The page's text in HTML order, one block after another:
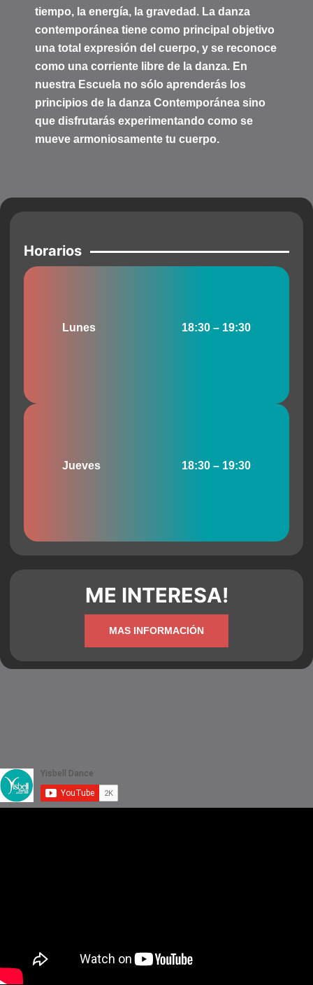
tiempo, la energía, la gravedad. La danza
contemporánea tiene como principal objetivo
una total expresión del cuerpo, y se reconoce
como una corriente libre de la danza. En
nuestra Escuela no sólo aprenderás los
principios de la danza Contemporánea sino
que disfrutarás experimentando como se
mueve armoniosamente tu cuerpo.
Horarios
Lunes 18:30 – 19:30
Jueves 18:30 – 19:30
ME INTERESA!
MAS INFORMACIÓN